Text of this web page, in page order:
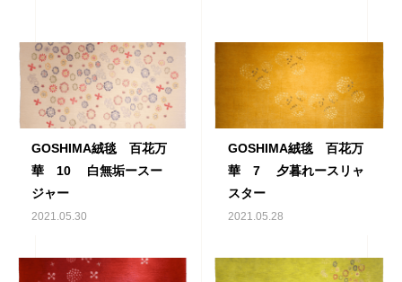
GOSHIMA絨毯 百花万
華 10 白無垢ースー
ジャー
2021.05.30
GOSHIMA絨毯 百花万
華 7 夕暮れースリャ
スター
2021.05.28